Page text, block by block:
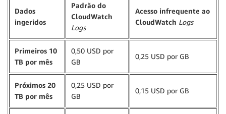
Dados
ingeridos
Padrão do
CloudWatch
Logs
Acesso infrequente ao
CloudWatch Logs
Primeiros 10
TB por mês
0,50 USD por
GB
0,25 USD por GB
Próximos 20
TB por mês
0,25 USD por
GB
0,15 USD por GB